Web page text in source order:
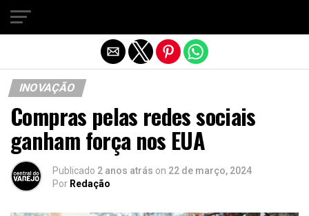
INOVAÇÃO
Compras pelas redes sociais
ganham força nos EUA
Publicado 2 anos atrás on 22 de março, 2024
Por Redação